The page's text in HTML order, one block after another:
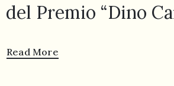
del Premio “Dino
Read More